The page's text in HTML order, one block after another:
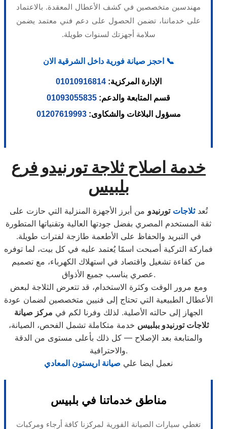
مهندسين متخصصين في كشف الأعطال المعقدة. بالاعتماد
على خدماتنا، تضمن الحصول على دعم فني معتمد يضمن
سلامة أجهزتك لسنوات طويلة.
📞 احجز صيانة فورية داخل الشرقية الان
الإدارة المركزية:01010916814
قسم المتابعة والدعم: 01093055835
مسؤول البلاغات والشكاوى:01207619993
خدمة اصلاح ثلاجة تورنيدو فرع
بلبيس
تُعدثلاجات تورنيدو من أبرز الأجهزة المنزلية التي حازت على
ثقة المستخدم المصري بفضل جودتها العالية وتقنياتها المتطورة
في التبريد والحفاظ على الأطعمة طازجة لفترات طويلة.
فماركة التركية أصبحت اسمًا يُعتمد عليه في كل بيت، لما توفره
من كفاءة تشغيل واقتصاد في استهلاك الكهرباء، مع تصميم
عصري يناسب جميع الأذواق.
ومع مرور الوقت وكثرة الاستخدام، قد تتعرض الثلاجة لبعض
الأعطال الطبيعية التي تحتاج إلى فنيين متخصصين لضمان عودة
الجهاز إلى حالته الأصلية. لذلك وفرنا لكم في مركز صيانة
ثلاجات تورنيدو ببلبيس خدمة متكاملة تشمل الفحص، الصيانة،
والمتابعة بعد الإصلاح — كل ذلك بأعلى مستوى من الدقة
والاحترافية.
نعمل ايضا علي صيانة اريستون المعادي
مناطق خدماتنا في بلبيس
تغطي سيارات الصيانة الفورية لمركزنا كافة أرجاء ومركبات